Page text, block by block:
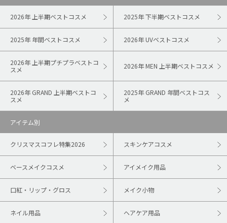
2026年 上半期ベストコスメ 2025年 下半期ベストコスメ
2025年 年間ベストコスメ 2026年 UVベストコスメ
2026年 上半期プチプラベストコ
スメ
2026年 MEN 上半期ベストコスメ
2026年 GRAND 上半期ベストコ
スメ
2025年 GRAND 年間ベストコス
メ
アイテム別
クリスマスコフレ特集2026 スキンケアコスメ
ベースメイクコスメ アイメイク用品
口紅・リップ・グロス メイク小物
ネイル用品 ヘアケア用品